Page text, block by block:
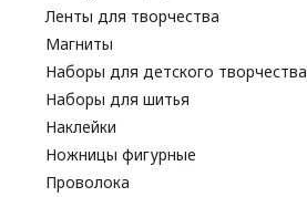
Ленты для творчества
Магниты
Наборы для детского творчества
Наборы для шитья
Наклейки
Ножницы фигурные
Проволока